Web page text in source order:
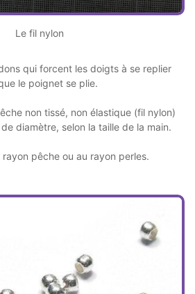
Le fil nylon
qui forcent les doigts à se replier
le poignet se plie.
non tissé, non élastique (fil nylon)
diamètre, selon la taille de la main.
pêche ou au rayon perles.